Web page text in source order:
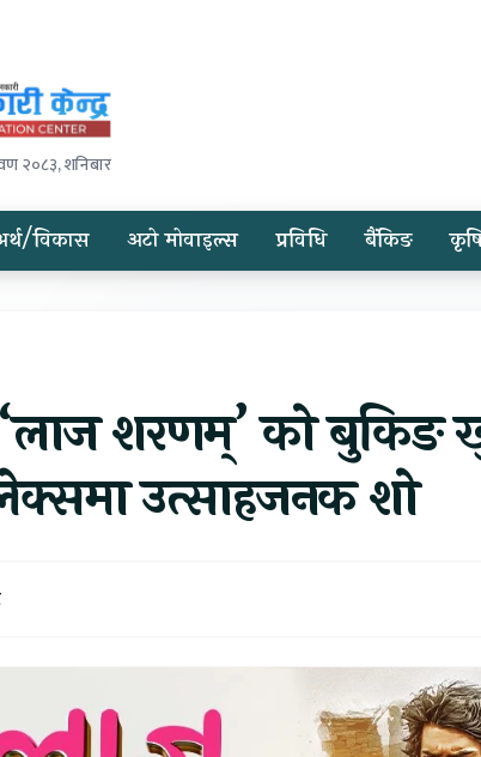
२०८३, शनिबार
विकास अटो मोवाइल्स प्रविधि बैंकिङ
शरणम्’ को बुकिङ
उत्साहजनक शो